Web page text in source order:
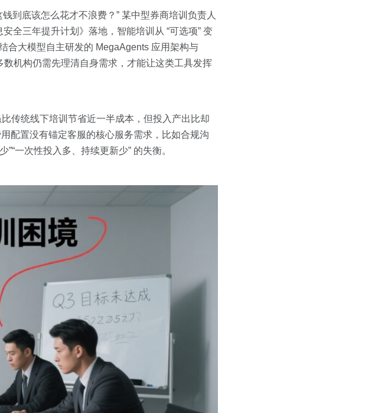
到底该怎么花才不浪费？” 某中型券商培训负责人
全三年提升计划》落地，智能培训从 “可选项” 变
合大模型自主研发的 MegaAgents 应用架构与
机构仍需先理清自身需求，才能让这类工具发挥
传统线下培训节省近一半成本，但投入产出比却
配置没有锚定客服的核心服务需求，比如合规沟
一次性投入多、持续更新少” 的失衡。